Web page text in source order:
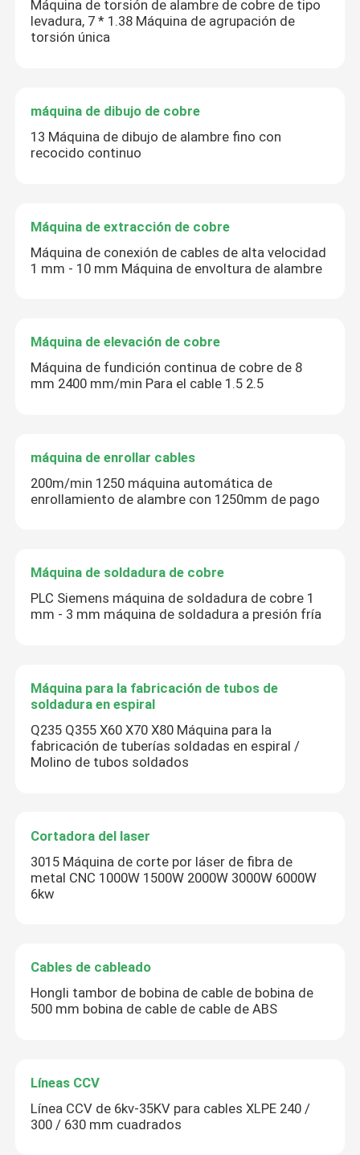
Máquina de torsión de alambre de cobre de tipo
levadura, 7 * 1.38 Máquina de agrupación de
torsión única
máquina de dibujo de cobre
13 Máquina de dibujo de alambre fino con
recocido continuo
Máquina de extracción de cobre
Máquina de conexión de cables de alta velocidad
1 mm - 10 mm Máquina de envoltura de alambre
Máquina de elevación de cobre
Máquina de fundición continua de cobre de 8
mm 2400 mm/min Para el cable 1.5 2.5
máquina de enrollar cables
200m/min 1250 máquina automática de
enrollamiento de alambre con 1250mm de pago
Máquina de soldadura de cobre
PLC Siemens máquina de soldadura de cobre 1
mm - 3 mm máquina de soldadura a presión fría
Máquina para la fabricación de tubos de
soldadura en espiral
Q235 Q355 X60 X70 X80 Máquina para la
fabricación de tuberías soldadas en espiral /
Molino de tubos soldados
Cortadora del laser
3015 Máquina de corte por láser de fibra de
metal CNC 1000W 1500W 2000W 3000W 6000W
6kw
Cables de cableado
Hongli tambor de bobina de cable de bobina de
500 mm bobina de cable de cable de ABS
Líneas CCV
Línea CCV de 6kv-35KV para cables XLPE 240 /
300 / 630 mm cuadrados